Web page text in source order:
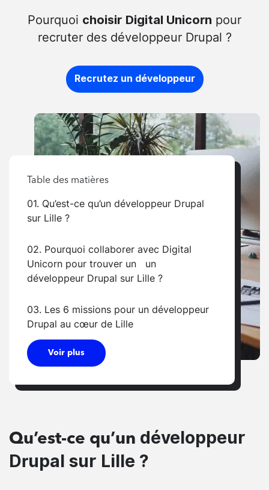
Pourquoi choisir Digital Unicorn pour
recruter des développeur Drupal ?
Recrutez un développeur
Table des matières
01. Qu’est-ce qu’un développeur Drupal
sur Lille ?
02. Pourquoi collaborer avec Digital
Unicorn pour trouver un un
développeur Drupal sur Lille ?
03. Les 6 missions pour un développeur
Drupal au cœur de Lille
Voir plus
Qu’est-ce qu’un développeur
Drupal sur Lille ?